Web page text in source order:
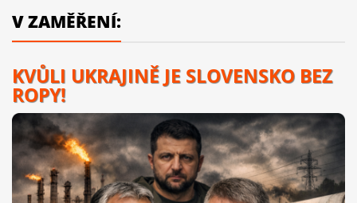
V ZAMĚŘENÍ:
KVŮLI UKRAJINĚ JE SLOVENSKO BEZ
ROPY!